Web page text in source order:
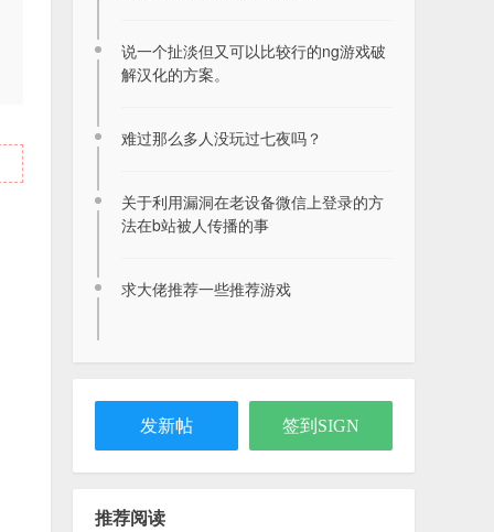
说一个扯淡但又可以比较行的ng游戏破
解汉化的方案。
难过那么多人没玩过七夜吗？
关于利用漏洞在老设备微信上登录的方
法在b站被人传播的事
求大佬推荐一些推荐游戏
发新帖 签到SIGN
推荐阅读
2026-08-08
【S60v3v5^3+】Python +
PythonScriptShell +
2021-06-03